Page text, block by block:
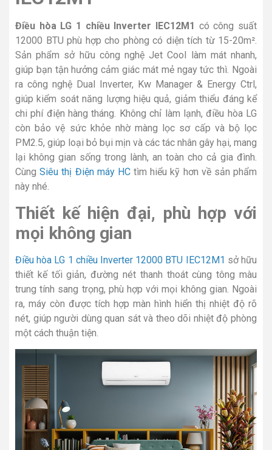
Điều hòa LG 1 chiều Inverter IEC12M1 có công suất
12000 BTU phù hợp cho phòng có diện tích từ 15-20m².
Sản phẩm sở hữu công nghệ Jet Cool làm mát nhanh,
giúp bạn tận hưởng cảm giác mát mẻ ngay tức thì. Ngoài
ra công nghệ Dual Inverter, Kw Manager & Energy Ctrl,
giúp kiểm soát năng lượng hiệu quả, giảm thiểu đáng kể
chi phí điện hàng tháng. Không chỉ làm lạnh, điều hòa LG
còn bảo vệ sức khỏe nhờ màng lọc sơ cấp và bộ lọc
PM2.5, giúp loại bỏ bụi mịn và các tác nhân gây hại, mang
lại không gian sống trong lành, an toàn cho cả gia đình.
CùngSiêu thị Điện máy HCtìm hiểu kỹ hơn về sản phẩm
này nhé.
Thiết kế hiện đại, phù hợp với
mọi không gian
Điều hòa LG 1 chiều Inverter 12000 BTU IEC12M1 sở hữu
thiết kế tối giản, đường nét thanh thoát cùng tông màu
trung tính sang trọng, phù hợp với mọi không gian. Ngoài
ra, máy còn được tích hợp màn hình hiển thị nhiệt độ rõ
nét, giúp người dùng quan sát và theo dõi nhiệt độ phòng
một cách thuận tiện.